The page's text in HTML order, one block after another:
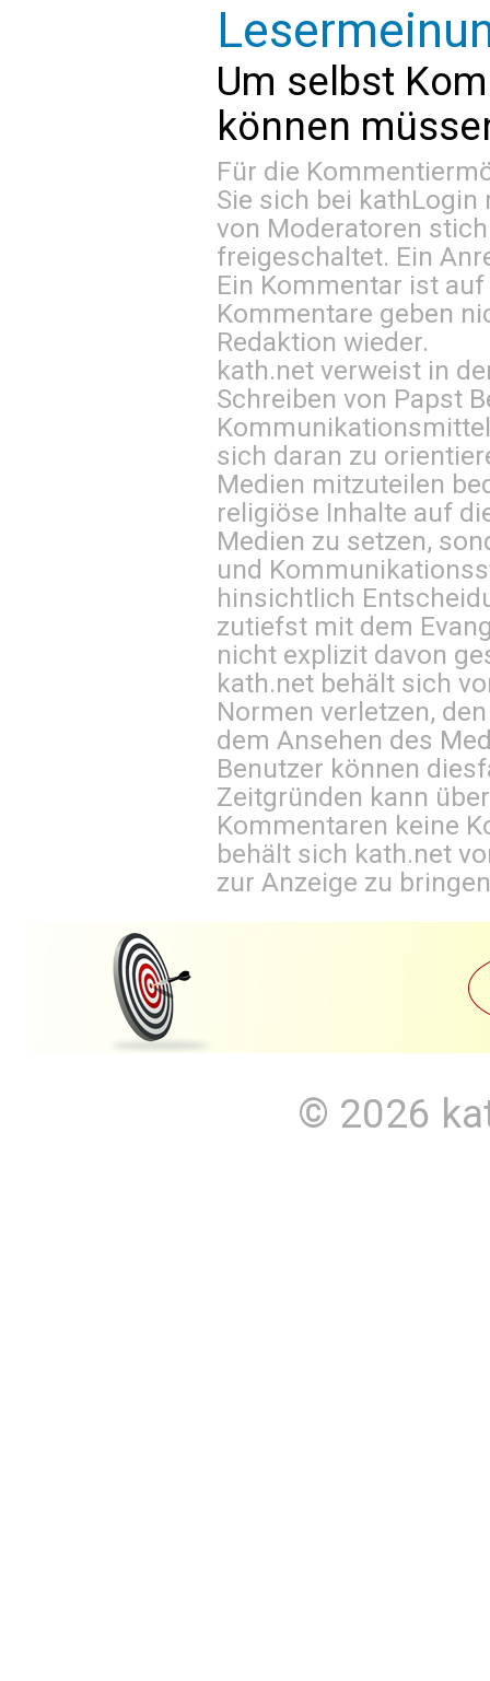
Um selbst
können
Für die
Sie sich bei kathLogin
von Moderatoren
freigeschaltet. Ein
Ein Kommentar ist
Kommentare geben
Redaktion wieder.
kath.net verweist in
Schreiben von Papst
sich daran zu
Medien mitzuteilen
religiöse Inhalte auf
Medien zu setzen,
und
hinsichtlich
zutiefst mit dem
nicht explizit davon
kath.net behält sich
Normen verletzen,
dem Ansehen des
Benutzer können
Zeitgründen kann
Kommentaren keine
behält sich kath.net
zur Anzeige zu
© 2026